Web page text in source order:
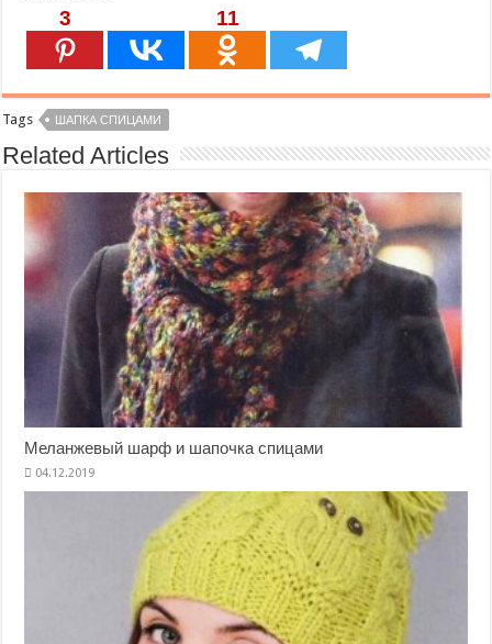
3 11
Tags ШАПКА СПИЦАМИ
Related Articles
Меланжевый шарф и шапочка спицами